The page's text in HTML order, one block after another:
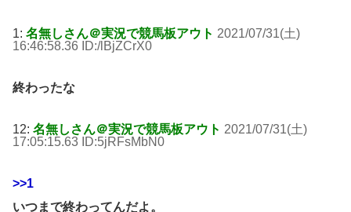
1: 名無しさん＠実況で競馬板アウト 2021/07/31(土)
16:46:58.36 ID:/lBjZCrX0
終わったな
12: 名無しさん＠実況で競馬板アウト 2021/07/31(土)
17:05:15.63 ID:5jRFsMbN0
>>1
いつまで終わってんだよ。